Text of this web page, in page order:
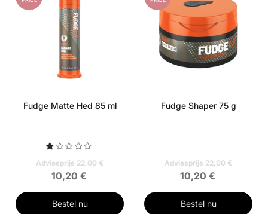
Fudge Matte Hed 85 ml
Adviesprijs 22,00 €
10,20 €
Bestel nu
Fudge Shaper 75 g
Adviesprijs 22,00 €
10,20 €
Bestel nu